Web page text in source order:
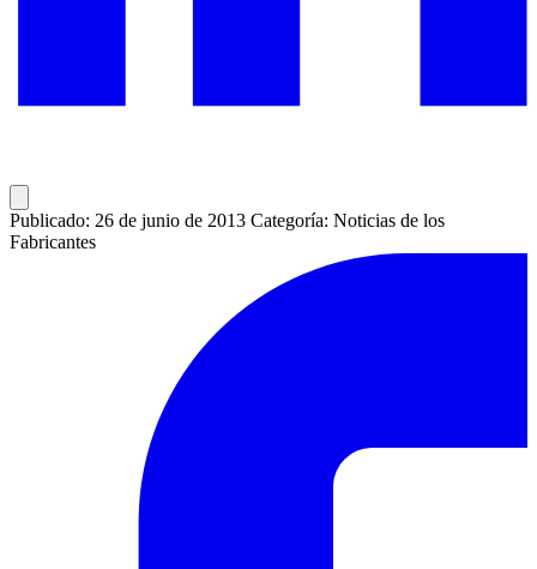
Publicado: 26 de junio de 2013 Categoría: Noticias de los
Fabricantes